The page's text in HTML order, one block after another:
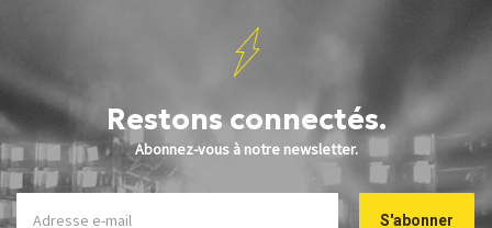
Restons connectés.
Abonnez-vous à notre newsletter.